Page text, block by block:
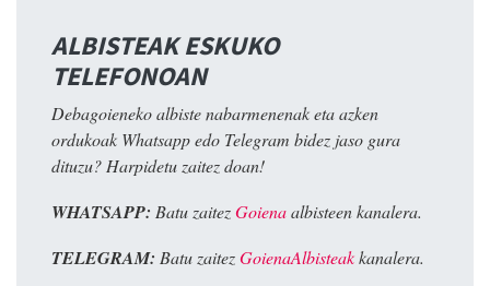
ALBISTEAK ESKUKO
TELEFONOAN
Debagoieneko albiste nabarmenenak eta azken
ordukoak Whatsapp edo Telegram bidez jaso gura
dituzu? Harpidetu zaitez doan!
WHATSAPP: Batu zaitezGoienaalbisteen kanalera.
TELEGRAM: Batu zaitezGoienaAlbisteakkanalera.